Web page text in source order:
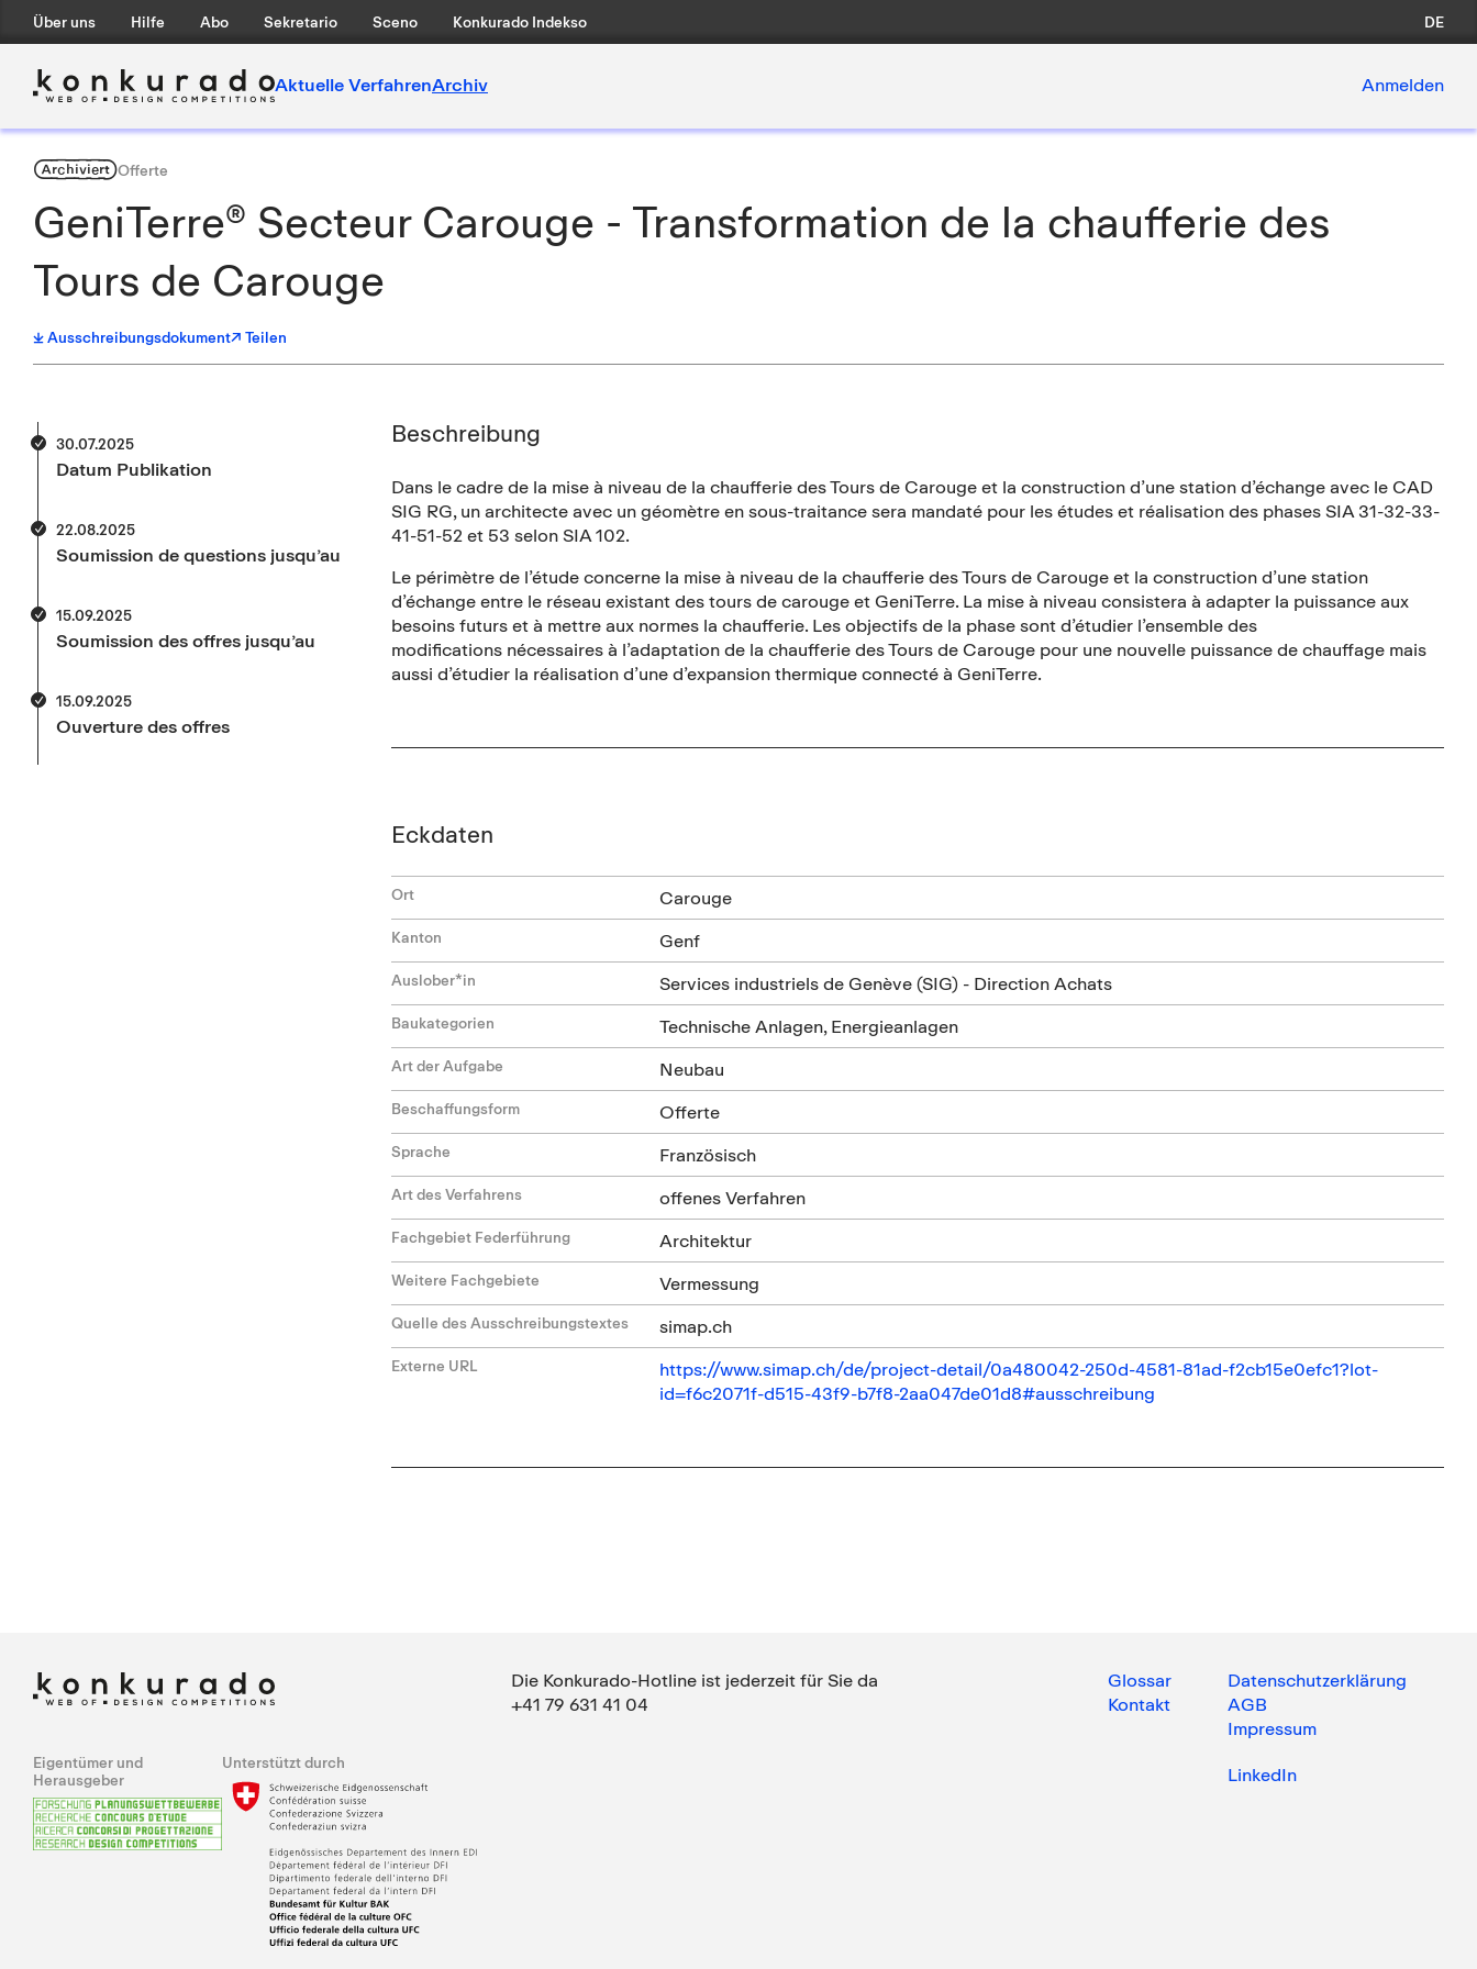
Über uns Hilfe Abo Sekretario Sceno Konkurado Indekso DE
Aktuelle VerfahrenArchiv Anmelden
ArchiviertOfferte
GeniTerre® Secteur Carouge - Transformation de la chaufferie des
Tours de Carouge
Ausschreibungsdokument↗ Teilen
30.07.2025
Datum Publikation
22.08.2025
Soumission de questions jusqu’au
15.09.2025
Soumission des offres jusqu’au
15.09.2025
Ouverture des offres
Beschreibung
Dans le cadre de la mise à niveau de la chaufferie des Tours de Carouge et la construction d’une station d’échange avec le CAD
SIG RG, un architecte avec un géomètre en sous-traitance sera mandaté pour les études et réalisation des phases SIA 31-32-33-
41-51-52 et 53 selon SIA 102.
Le périmètre de l’étude concerne la mise à niveau de la chaufferie des Tours de Carouge et la construction d’une station
d’échange entre le réseau existant des tours de carouge et GeniTerre. La mise à niveau consistera à adapter la puissance aux
besoins futurs et à mettre aux normes la chaufferie. Les objectifs de la phase sont d’étudier l’ensemble des
modifications nécessaires à l’adaptation de la chaufferie des Tours de Carouge pour une nouvelle puissance de chauffage mais
aussi d’étudier la réalisation d’une d’expansion thermique connecté à GeniTerre.
Eckdaten
Ort Carouge
Kanton Genf
Auslober*in Services industriels de Genève (SIG) - Direction Achats
Baukategorien Technische Anlagen, Energieanlagen
Art der Aufgabe Neubau
Beschaffungsform Offerte
Sprache Französisch
Art des Verfahrens offenes Verfahren
Fachgebiet Federführung Architektur
Weitere Fachgebiete Vermessung
Quelle des Ausschreibungstextes simap.ch
Externe URL
https://www.simap.ch/de/project-detail/0a480042-250d-4581-81ad-f2cb15e0efc1?lot-
id=f6c2071f-d515-43f9-b7f8-2aa047de01d8#ausschreibung
Eigentümer und
Herausgeber
Unterstützt durch
Die Konkurado-Hotline ist jederzeit für Sie da
+41 79 631 41 04
Glossar
Kontakt
Datenschutzerklärung
AGB
Impressum
LinkedIn